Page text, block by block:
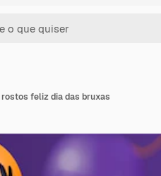
feliz dia das bruxas